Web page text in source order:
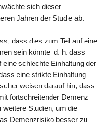
sich dieser
Jahren der Studie ab.
dass dies zum Teil auf eine
sein könnte, d. h. dass
schlechte Einhaltung der
eine strikte Einhaltung
weisen darauf hin, dass
fortschreitender Demenz
Studien, um die
Demenzrisiko besser zu